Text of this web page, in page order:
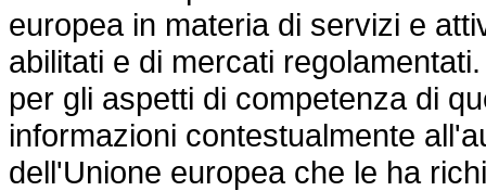
europea in materia di servizi e
abilitati e di mercati
per gli aspetti di competenza di
informazioni contestualmente
dell'Unione europea che le ha